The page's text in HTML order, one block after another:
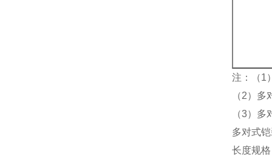
注：（1
（2）
（3）
多对式
长